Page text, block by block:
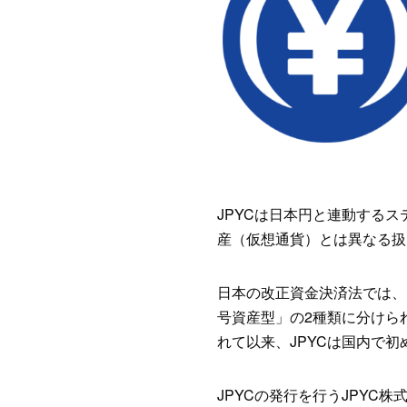
JPYCは日本円と連動する
産（仮想通貨）とは異なる
日本の改正資金決済法では
号資産型」の2種類に分け
れて以来、JPYCは国内で
JPYCの発行を行うJPYC株